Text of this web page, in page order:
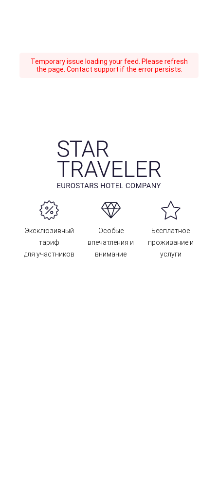
Temporary issue loading your feed. Please refresh
the page. Contact support if the error persists.
Эксклюзивный
тариф
для участников
Особые
впечатления и
внимание
Бесплатное
проживание и
услуги